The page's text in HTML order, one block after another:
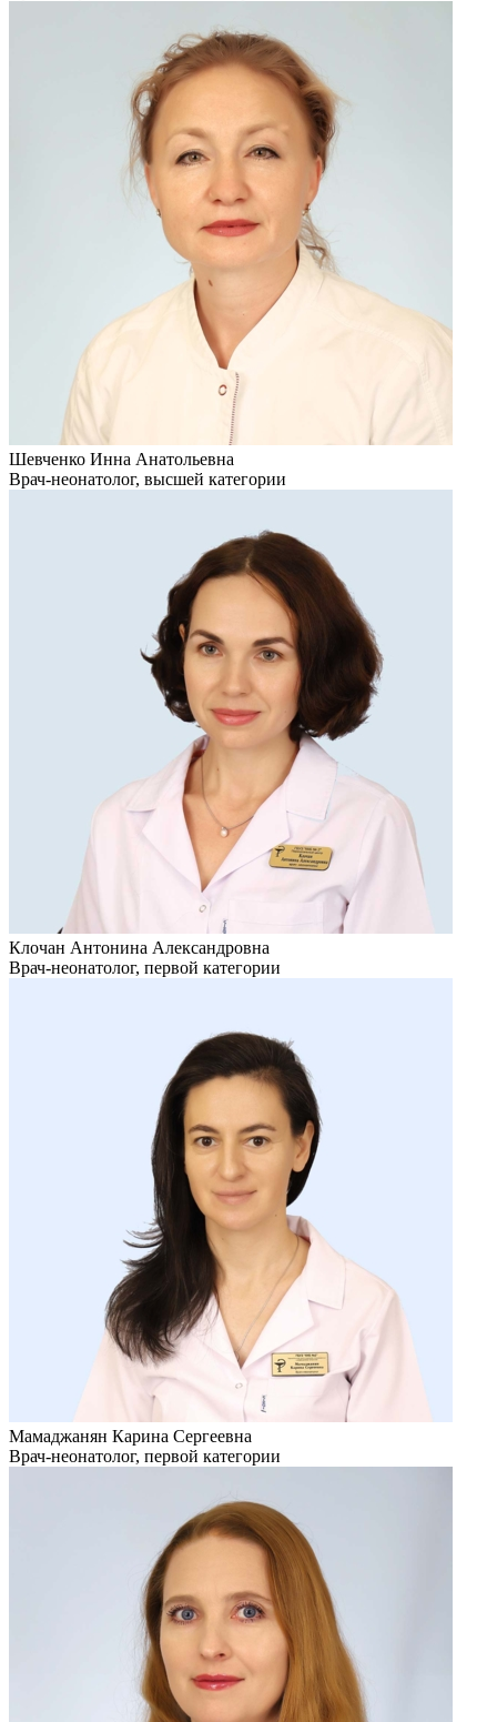
Шевченко Инна Анатольевна
Врач-неонатолог, высшей категории
Клочан Антонина Александровна
Врач-неонатолог, первой категории
Мамаджанян Карина Сергеевна
Врач-неонатолог, первой категории